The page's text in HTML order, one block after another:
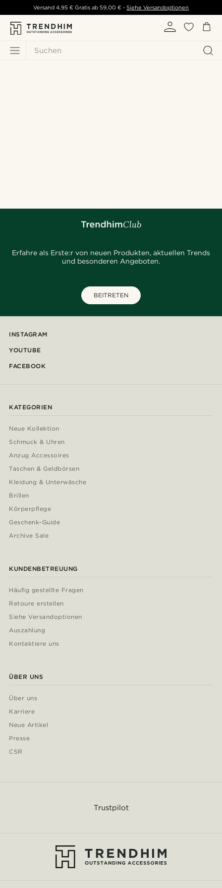
Suchen
Versand 4,95 € Gratis ab59,00 € - Siehe Versandoptionen
Erfahre als Erste:r von neuen Produkten, aktuellen Trends
und besonderen Angeboten.
BEITRETEN
INSTAGRAM
YOUTUBE
FACEBOOK
KATEGORIEN
Neue Kollektion
Schmuck & Uhren
Anzug Accessoires
Taschen & Geldbörsen
Kleidung & Unterwäsche
Brillen
Körperpflege
Geschenk-Guide
Archive Sale
KUNDENBETREUUNG
Häufig gestellte Fragen
Retoure erstellen
Siehe Versandoptionen
Auszahlung
Kontaktiere uns
ÜBER UNS
Über uns
Karriere
Neue Artikel
Presse
CSR
Trustpilot